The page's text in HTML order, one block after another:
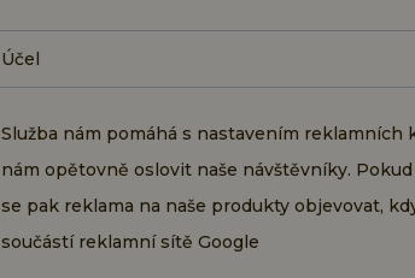
Účel
Služba nám pomáhá s nastavením reklamních
nám opětovně oslovit naše návštěvníky.
se pak reklama na naše produkty objevovat,
součástí reklamní sítě Google